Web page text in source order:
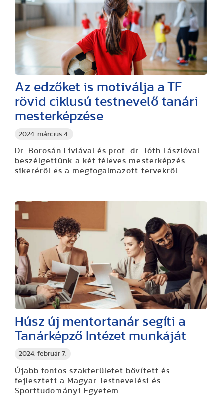
2024. március 4.
Az edzőket is motiválja a TF
rövid ciklusú testnevelő tanári
mesterképzése
Dr. Borosán Líviával és prof. dr. Tóth Lászlóval
beszélgettünk a két féléves mesterképzés
sikeréről és a megfogalmazott tervekről.
2024. február 7.
Húsz új mentortanár segíti a
Tanárképző Intézet munkáját
Újabb fontos szakterületet bővített és
fejlesztett a Magyar Testnevelési és
Sporttudományi Egyetem.